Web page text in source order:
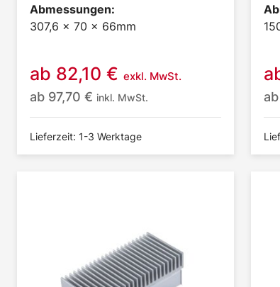
Abmessungen:
307,6 x 70 x 66mm
ab 82,10 € exkl. MwSt.
ab 97,70 € inkl. MwSt.
Lieferzeit: 1-3 Werktage
ab